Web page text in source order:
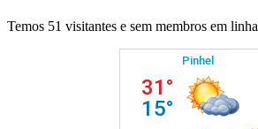
Temos 51 visitantes e sem membros em linha